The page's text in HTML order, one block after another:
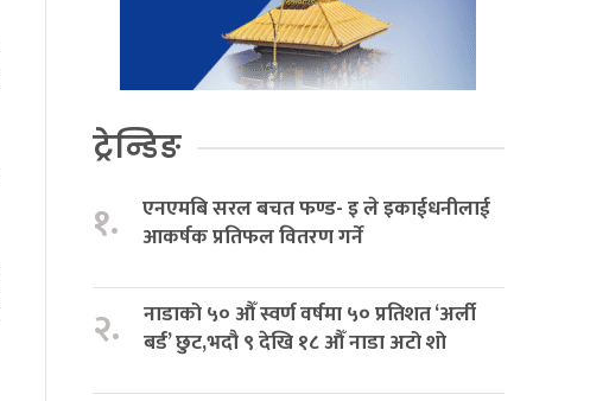
ट्रेन्डिङ
१.
एनएमबि सरल बचत फण्ड- इ ले इकाईधनीलाई
आकर्षक प्रतिफल वितरण गर्ने
२.
नाडाको ५० औँ स्वर्ण वर्षमा ५० प्रतिशत ‘अर्ली
बर्ड’ छुट,भदौ ९ देखि १८ औँ नाडा अटो शो